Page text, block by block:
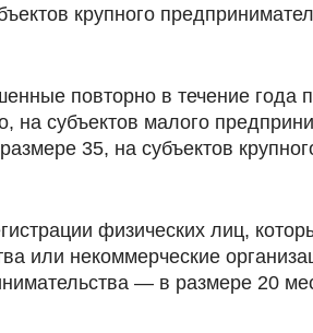
крупного
повторно в течение года
субъектов малого
35, на субъектов
физических лиц,
или некоммерческие
— в размере 20